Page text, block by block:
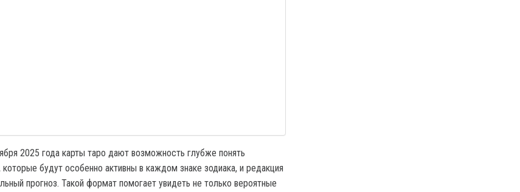
2025 года карты таро дают возможность глубже понять
будут особенно активны в каждом знаке зодиака, и редакция
прогноз. Такой формат помогает увидеть не только вероятные